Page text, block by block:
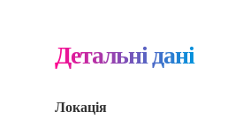
Детальні дані
Локація